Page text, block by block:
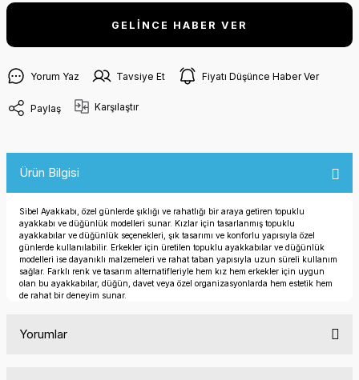
GELİNCE HABER VER
Yorum Yaz Tavsiye Et Fiyatı Düşünce Haber Ver
Paylaş Karşılaştır
Ürün Bilgisi
Sibel Ayakkabı, özel günlerde şıklığı ve rahatlığı bir araya getiren topuklu
ayakkabı ve düğünlük modelleri sunar. Kızlar için tasarlanmış topuklu
ayakkabılar ve düğünlük seçenekleri, şık tasarımı ve konforlu yapısıyla özel
günlerde kullanılabilir. Erkekler için üretilen topuklu ayakkabılar ve düğünlük
modelleri ise dayanıklı malzemeleri ve rahat taban yapısıyla uzun süreli kullanım
sağlar. Farklı renk ve tasarım alternatifleriyle hem kız hem erkekler için uygun
olan bu ayakkabılar, düğün, davet veya özel organizasyonlarda hem estetik hem
de rahat bir deneyim sunar.
Yorumlar